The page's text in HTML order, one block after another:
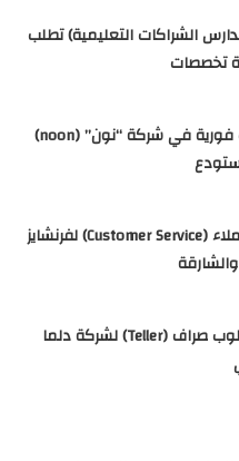
الشراكات التعليمية) تطلب
تخصصات
مقابلات توظيف فورية في شركة “نون” (noon)
وظائف خدمة عملاء (Customer Service) لفرنشايز
فرصة عمل: مطلوب صراف (Teller) لشركة دلما